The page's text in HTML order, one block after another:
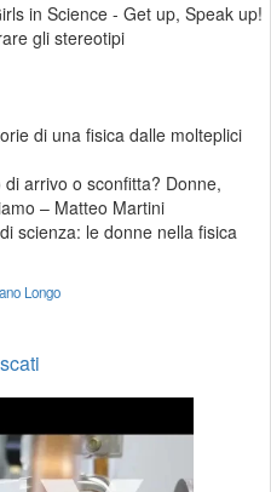
in Science - Get up, Speak up!
gli stereotipi
di una fisica dalle molteplici
arrivo o sconfitta? Donne,
– Matteo Martini
scienza: le donne nella fisica
programma di gender
Masullo
of-women-and-girls-in-science-
Longo